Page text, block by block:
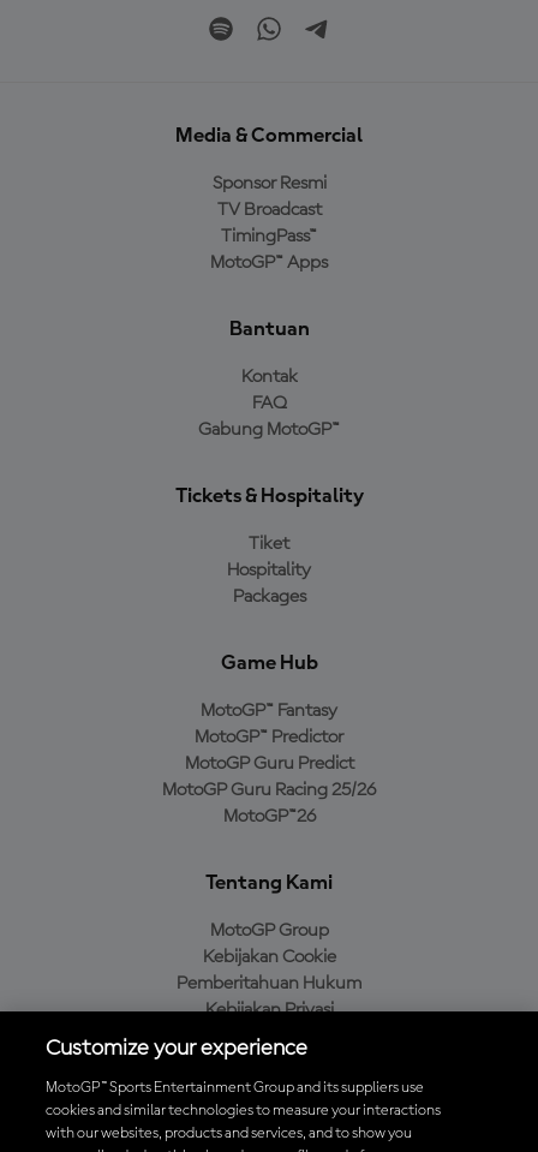
Media & Commercial
Sponsor Resmi
TV Broadcast
TimingPass™
MotoGP™ Apps
Bantuan
Kontak
FAQ
Gabung MotoGP™
Tickets & Hospitality
Tiket
Hospitality
Packages
Game Hub
MotoGP™ Fantasy
MotoGP™ Predictor
MotoGP Guru Predict
MotoGP Guru Racing 25/26
MotoGP™26
Tentang Kami
MotoGP Group
Kebijakan Cookie
Pemberitahuan Hukum
Kebijakan Privasi
Kebijakan Pembelian
Unduh Aplikasi Resmi MotoGP™
Customize your experience
MotoGP™ Sports Entertainment Group and its suppliers use
cookies and similar technologies to measure your interactions
with our websites, products and services, and to show you